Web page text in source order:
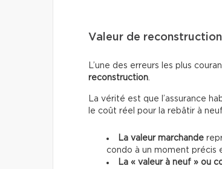
Valeur de
L’une des erreurs les plus
reconstruction
La vérité est que l’assurance
le coût réel pour la rebâtir à
La valeur marchande
condo à un moment précis
La « valeur à neuf » ou